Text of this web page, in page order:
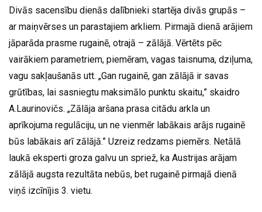
Divās sacensību dienās dalībnieki startēja divās grupās –
ar maiņvērses un parastajiem arkliem. Pirmajā dienā arājiem
jāparāda prasme rugainē, otrajā – zālājā. Vērtēts pēc
vairākiem parametriem, piemēram, vagas taisnuma, dziļuma,
vagu sakļaušanās utt. „Gan rugainē, gan zālājā ir savas
grūtības, lai sasniegtu maksimālo punktu skaitu,” skaidro
A.Laurinovičs. „Zālāja aršana prasa citādu arkla un
aprīkojuma regulāciju, un ne vienmēr labākais arājs rugainē
būs labākais arī zālājā.” Uzreiz redzams piemērs. Netālā
laukā eksperti groza galvu un spriež, ka Austrijas arājam
zālājā augsta rezultāta nebūs, bet rugainē pirmajā dienā
viņš izcīnījis 3. vietu.